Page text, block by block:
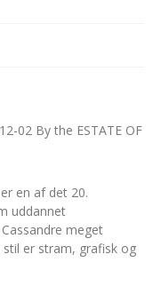
02 By the ESTATE OF
en af det 20.
uddannet
meget
er stram, grafisk og